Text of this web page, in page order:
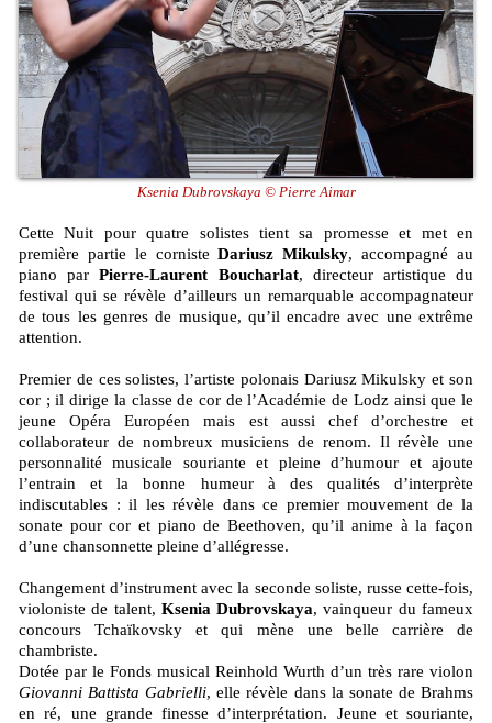
Ksenia Dubrovskaya © Pierre Aimar
Cette Nuit pour quatre solistes tient sa promesse et met en
première partie le cornisteDariusz Mikulsky, accompagné au
piano parPierre-Laurent Boucharlat, directeur artistique du
festival qui se révèle d’ailleurs un remarquable accompagnateur
de tous les genres de musique, qu’il encadre avec une extrême
attention.
Premier de ces solistes, l’artiste polonais Dariusz Mikulsky et son
cor ; il dirige la classe de cor de l’Académie de Lodz ainsi que le
jeune Opéra Européen mais est aussi chef d’orchestre et
collaborateur de nombreux musiciens de renom. Il révèle une
personnalité musicale souriante et pleine d’humour et ajoute
l’entrain et la bonne humeur à des qualités d’interprète
indiscutables : il les révèle dans ce premier mouvement de la
sonate pour cor et piano de Beethoven, qu’il anime à la façon
d’une chansonnette pleine d’allégresse.
Changement d’instrument avec la seconde soliste, russe cette-fois,
violoniste de talent, Ksenia Dubrovskaya, vainqueur du fameux
concours Tchaïkovsky et qui mène une belle carrière de
chambriste.
Dotée par le Fonds musical Reinhold Wurth d’un très rare violon
Giovanni Battista Gabrielli, elle révèle dans la sonate de Brahms
en ré, une grande finesse d’interprétation. Jeune et souriante,